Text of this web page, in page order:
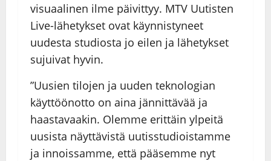
visuaalinen ilme päivittyy. MTV Uutisten
Live-lähetykset ovat käynnistyneet
uudesta studiosta jo eilen ja lähetykset
sujuivat hyvin.
”Uusien tilojen ja uuden teknologian
käyttöönotto on aina jännittävää ja
haastavaakin. Olemme erittäin ylpeitä
uusista näyttävistä uutisstudioistamme
ja innoissamme, että pääsemme nyt